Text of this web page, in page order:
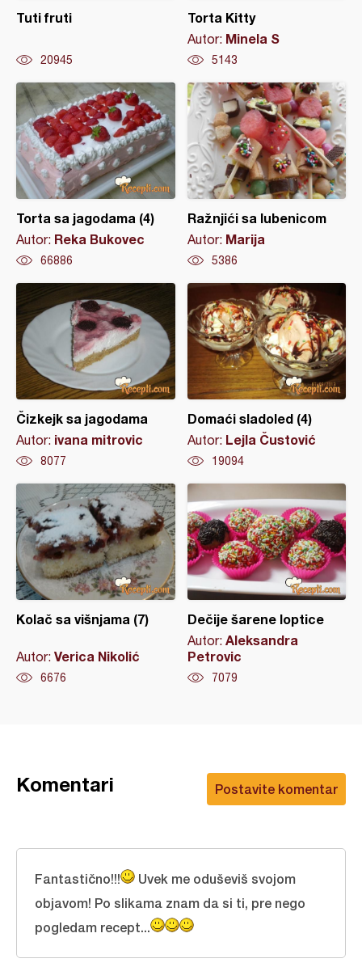
Tuti fruti
20945
Torta Kitty
Autor: Minela S
5143
Torta sa jagodama (4)
Autor: Reka Bukovec
66886
Ražnjići sa lubenicom
Autor: Marija
5386
Čizkejk sa jagodama
Autor: ivana mitrovic
8077
Domaći sladoled (4)
Autor: Lejla Čustović
19094
Kolač sa višnjama (7)
Autor: Verica Nikolić
6676
Dečije šarene loptice
Autor: Aleksandra
Petrovic
7079
Postavite komentar
Komentari
Fantastično!!!
Uvek me oduševiš svojom
objavom! Po slikama znam da si ti, pre nego
pogledam recept...